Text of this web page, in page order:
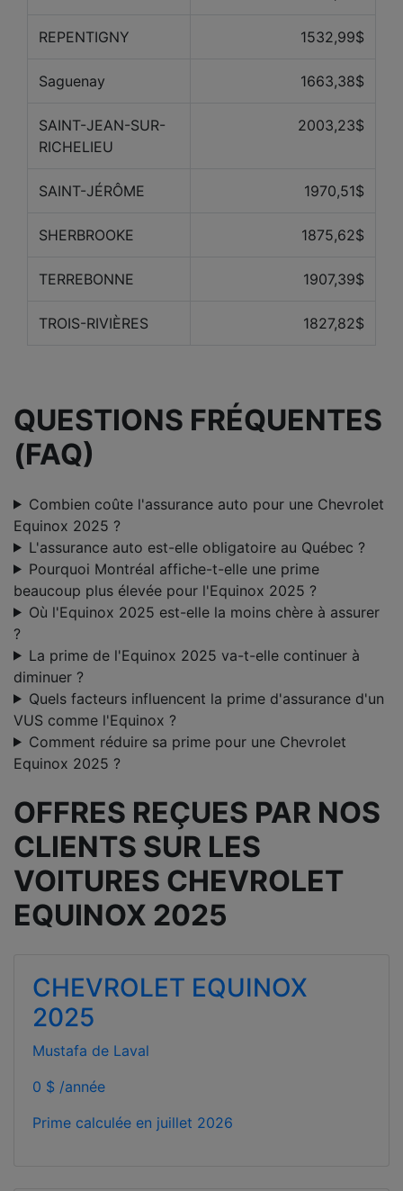
REPENTIGNY 1532,99$
Saguenay 1663,38$
SAINT-JEAN-SUR-
RICHELIEU
2003,23$
SAINT-JÉRÔME 1970,51$
SHERBROOKE 1875,62$
TERREBONNE 1907,39$
TROIS-RIVIÈRES 1827,82$
QUESTIONS FRÉQUENTES
(FAQ)
Combien coûte l'assurance auto pour une Chevrolet
Equinox 2025 ?
L'assurance auto est-elle obligatoire au Québec ?
Pourquoi Montréal affiche-t-elle une prime
beaucoup plus élevée pour l'Equinox 2025 ?
Où l'Equinox 2025 est-elle la moins chère à assurer
?
La prime de l'Equinox 2025 va-t-elle continuer à
diminuer ?
Quels facteurs influencent la prime d'assurance d'un
VUS comme l'Equinox ?
Comment réduire sa prime pour une Chevrolet
Equinox 2025 ?
OFFRES REÇUES PAR NOS
CLIENTS SUR LES
VOITURES CHEVROLET
EQUINOX 2025
CHEVROLET EQUINOX
2025
Mustafa de Laval
0 $ /année
Prime calculée en juillet 2026